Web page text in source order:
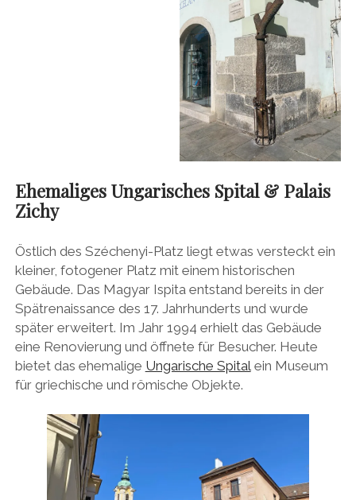
Ehemaliges Ungarisches Spital & Palais
Zichy
Östlich des Széchenyi-Platz liegt etwas versteckt ein
kleiner, fotogener Platz mit einem historischen
Gebäude. Das Magyar Ispita entstand bereits in der
Spätrenaissance des 17. Jahrhunderts und wurde
später erweitert. Im Jahr 1994 erhielt das Gebäude
eine Renovierung und öffnete für Besucher. Heute
bietet das ehemalige Ungarische Spital ein Museum
für griechische und römische Objekte.